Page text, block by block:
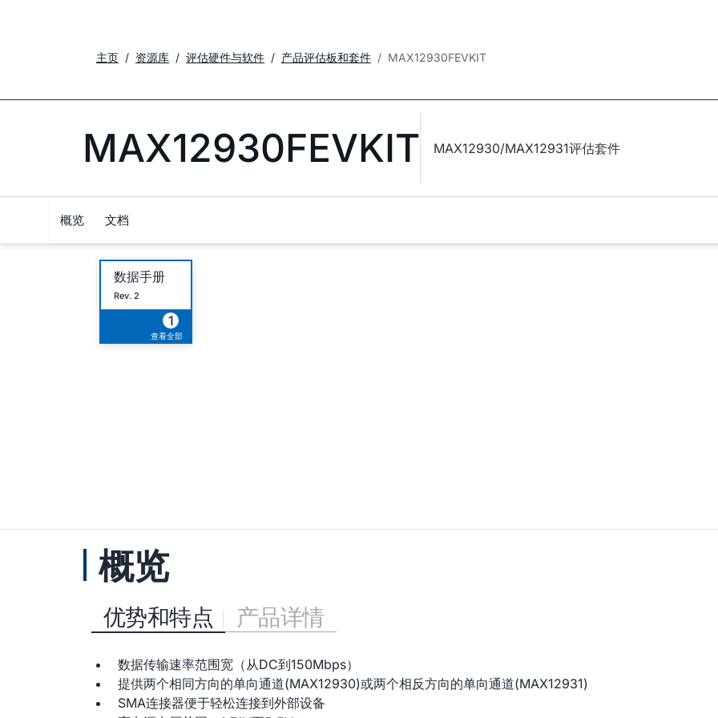
主页 资源库 评估硬件与软件 产品评估板和套件 MAX12930FEVKIT
MAX12930FEVKIT MAX12930/MAX12931评估套件
概览 文档
数据手册
Rev. 2
1
查看全部
概览
优势和特点 产品详情
数据传输速率范围宽（从DC到150Mbps）
提供两个相同方向的单向通道(MAX12930)或两个相反方向的单向通道(MAX12931)
SMA连接器便于轻松连接到外部设备